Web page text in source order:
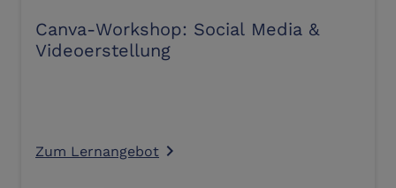
Canva-Workshop: Social Media &
Videoerstellung
Zum Lernangebot navigate_next